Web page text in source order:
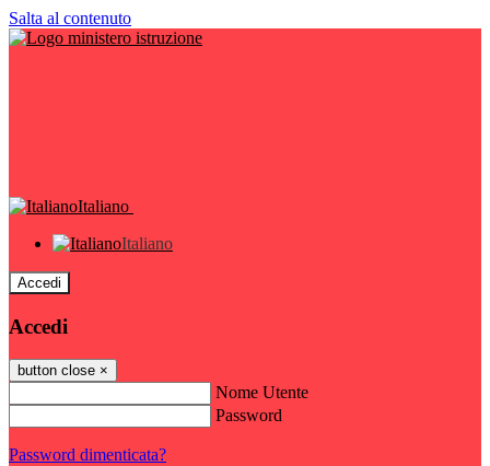
Salta al contenuto
Italiano
Italiano
Accedi
Accedi
button close ×
Nome Utente
Password
Password dimenticata?